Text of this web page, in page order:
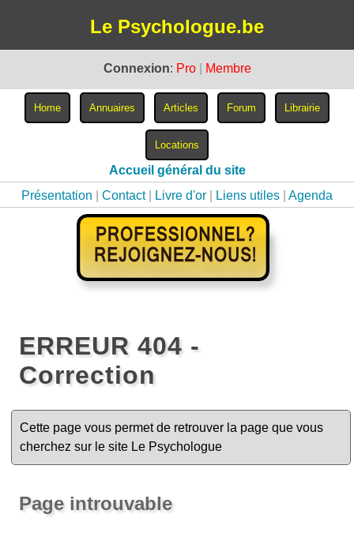
Le Psychologue.be
Connexion: Pro Membre
Accueil général du site
Présentation
Contact Livre d'or Liens utiles Agenda
ERREUR 404 -
Correction
Cette page vous permet de retrouver la page que vous
cherchez sur le site Le Psychologue
Page introuvable